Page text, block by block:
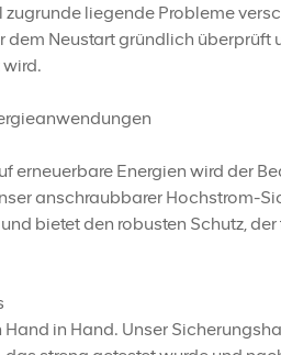
liegende Probleme
dem Neustart gründlich
erneuerbare Energien wird der
anschraubbarer Hochstrom-
bietet den robusten Schutz,
in Hand. Unser